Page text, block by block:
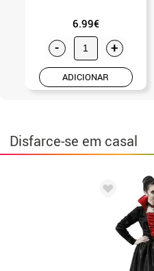
6.99€
- +
ADICIONAR
Disfarce-se em casal